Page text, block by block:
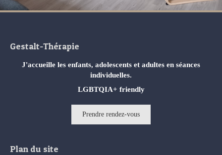
Gestalt-Thérapie
J'accueille les enfants, adolescents et adultes en séances
individuelles.
LGBTQIA+ friendly
Prendre rendez-vous
Plan du site